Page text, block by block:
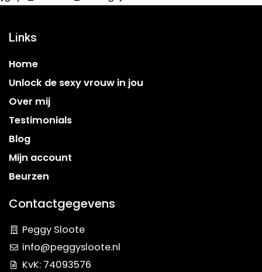
Links
Home
Unlock de sexy vrouw in jou
Over mij
Testimonials
Blog
Mijn account
Beurzen
Contactgegevens
Peggy Sloote
info@peggysloote.nl
KvK: 74093576